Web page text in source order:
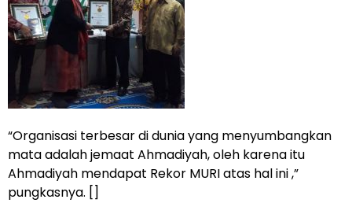
“Organisasi terbesar di dunia yang menyumbangkan
mata adalah jemaat Ahmadiyah, oleh karena itu
Ahmadiyah mendapat Rekor MURI atas hal ini ,”
pungkasnya. []